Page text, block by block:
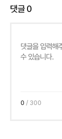
댓글0
0 / 300